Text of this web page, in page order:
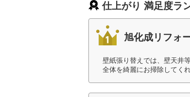
仕上がり 満足度ラ
旭化成リフォ
壁紙張り替えでは、壁天井
全体を綺麗にお掃除してく